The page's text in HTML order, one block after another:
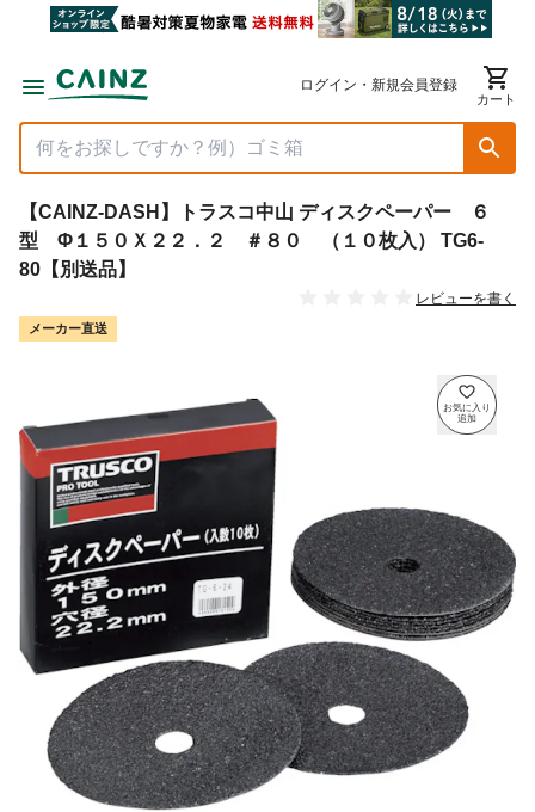
ログイン・新規会員登録
カート
【CAINZ-DASH】トラスコ中山 ディスクペーパー ６
型 Φ１５０Ｘ２２．２ ＃８０ （１０枚入） TG6-
80【別送品】
レビューを書く
メーカー直送